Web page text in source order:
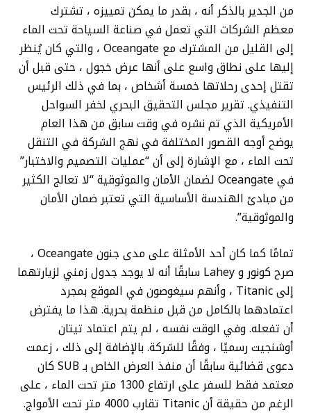
من الجدير بالذكر أنه ، بقدر ما يمكن تمييزه ، تشترك
معظم الشركات التي تعمل في صناعة السياحة تحت الماء
إلى القليل من المشترك مع Oceangate ، والتي كان يُنظر
إليها على نطاق واسع على أنها عرض خجول ، حتى قبل أن
تقتل إحدى رحلاتها خمسة أشخاص ، بما في ذلك الرئيس
التنفيذي. تقرير مجلس التحقيق البحري لخفر السواحل
الأمريكية الذي تم نشره في وقت سابق من هذا العام
يوضح أوجه القصور المختلفة في نهج الشركة في التنقل
تحت الماء ، مع الإشارة إلى أن “عمليات التصميم والاختبار”
في Oceangate لضمان الأمان والموثوقية “لا تعالج الكثير
من مبادئ الهندسة الأساسية التي تعتبر ضمان الأمان
والموثوقية”.
تمامًا كما كان أحد الأمثلة على مدى جنون Oceangate ،
صرح كونور و Lahey سابقًا أنه لا يوجد جدول زمني لزيارتهما
إلى Titanic ، وأنهم سيغوصون في الموقع بمجرد
اعتمادهما بالكامل من قبل منظمة بحرية. هذا ما يفترض
أن تفعله. وفي الوقت نفسه ، لم يتم اعتماد تيتان
أوشنجيت رسميًا ، وفقًا للشركة. بالإضافة إلى ذلك ، زعمت
دعوى قضائية سابقًا أن منفذ العرض الخاص بـ SUB كان
معتمد فقط للسفر على ارتفاع 1300 متر تحت الماء ، على
الرغم من حقيقة أن Titanic تقارب 4000 متر تحت الأمواج.